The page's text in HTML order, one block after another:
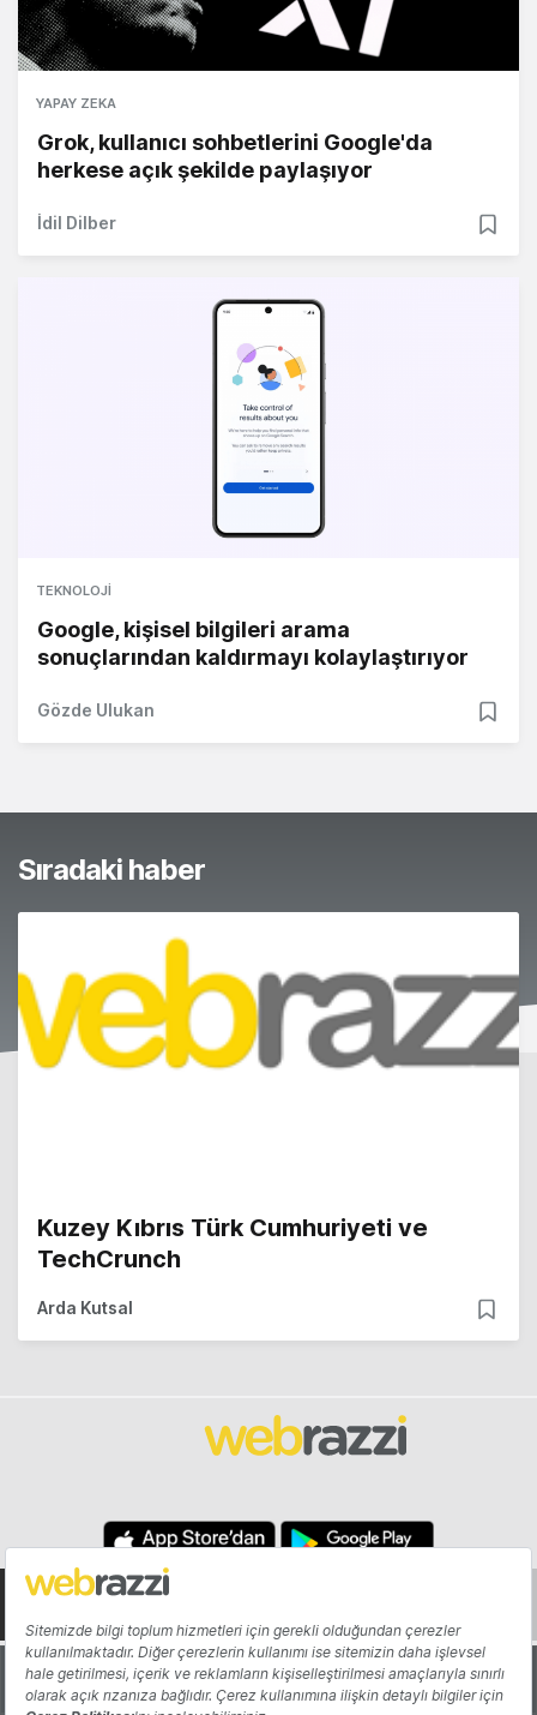
YAPAY ZEKA
Grok, kullanıcı sohbetlerini Google'da
herkese açık şekilde paylaşıyor
İdil Dilber
TEKNOLOJI
Google, kişisel bilgileri arama
sonuçlarından kaldırmayı kolaylaştırıyor
Gözde Ulukan
Sıradaki haber
Kuzey Kıbrıs Türk Cumhuriyeti ve
TechCrunch
Arda Kutsal
Hakkında Yazarlar